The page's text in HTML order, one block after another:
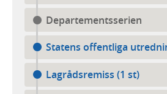
Departementsserien
Statens offentliga
Lagrådsremiss (1 st)